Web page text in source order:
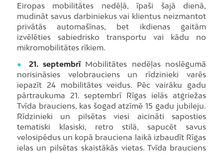
Eiropas mobilitātes nedēļā, īpaši šajā dienā,
mudināt savus darbiniekus vai klientus neizmantot
privātās automašīnas, bet ikdienas gaitām
izvēlēties sabiedrisko transportu vai kādu no
mikromobilitātes rīkiem.
●
21. septembrīMobilitātes nedēļas noslēgumā
norisināsies velobrauciens un rīdzinieki varēs
iepazīt 24 mobilitātes veidus. Pēc vairāku gadu
pārtraukuma 21. septembrī Rīgas ielās atgriežas
Tvīda brauciens, kas šogad atzīmē 15 gadu jubileju.
Rīdzinieki un pilsētas viesi aicināti saposties
tematiski klasiski, retro stilā, sapucēt savus
velosipēdus un kopā brauciena laikā izbaudīt Rīgas
ielas un pilsētas skaistākās vietas. Tvīda brauciens